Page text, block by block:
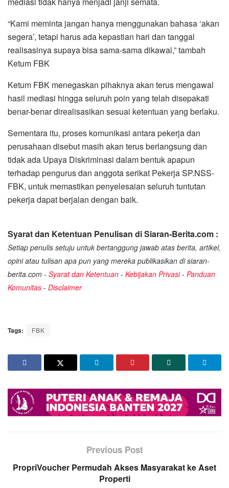
“Kami meminta jangan hanya menggunakan bahasa ‘akan
segera’, tetapi harus ada kepastian hari dan tanggal
realisasinya supaya bisa sama-sama dikawal,” tambah
Ketum FBK
Ketum FBK menegaskan pihaknya akan terus mengawal
hasil mediasi hingga seluruh poin yang telah disepakati
benar-benar direalisasikan sesuai ketentuan yang berlaku.
Sementara itu, proses komunikasi antara pekerja dan
perusahaan disebut masih akan terus berlangsung dan
tidak ada Upaya Diskriminasi dalam bentuk apapun
terhadap pengurus dan anggota serikat Pekerja SP.NSS-
FBK, untuk memastikan penyelesaian seluruh tuntutan
pekerja dapat berjalan dengan baik.
Syarat dan Ketentuan Penulisan di Siaran-Berita.com :
Setiap penulis setuju untuk bertanggung jawab atas berita, artikel,
opini atau tulisan apa pun yang mereka publikasikan di siaran-
berita.com - Syarat dan Ketentuan - Kebijakan Privasi- Panduan
Komunitas - Disclaimer
Tags: FBK
Previous Post
PropriVoucher Permudah Akses Masyarakat ke Aset
Properti